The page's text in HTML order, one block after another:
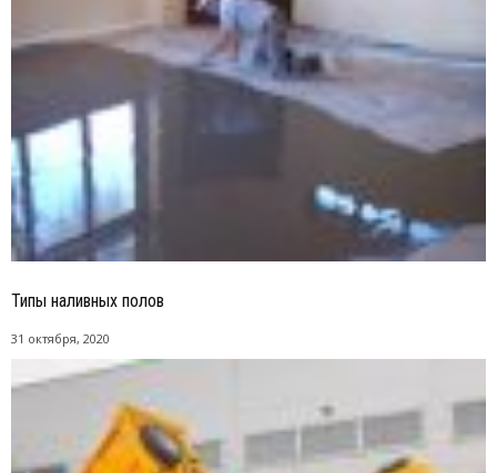
Типы наливных полов
31 октября, 2020